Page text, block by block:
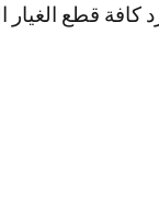
قطع الغيار